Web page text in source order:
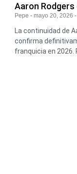
Aaron Rodgers
Pepe mayo 20, 2026
La continuidad de
confirma
franquicia en